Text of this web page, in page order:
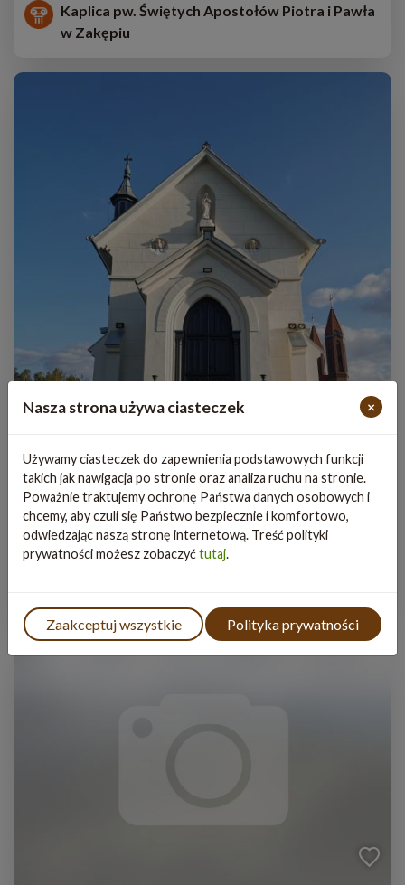
Nasza strona używa ciasteczek ×
Używamy ciasteczek do zapewnienia podstawowych funkcji
takich jak nawigacja po stronie oraz analiza ruchu na stronie.
Poważnie traktujemy ochronę Państwa danych osobowych i
chcemy, aby czuli się Państwo bezpiecznie i komfortowo,
odwiedzając naszą stronę internetową. Treść polityki
prywatności możesz zobaczyćtutaj.
Zaakceptuj wszystkie Polityka prywatności
Kaplica pw. Świętych Apostołów Piotra i Pawła
w Zakępiu